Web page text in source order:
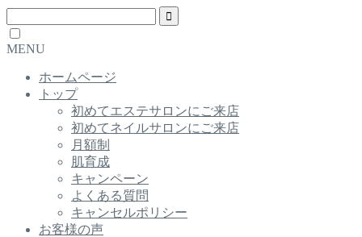
MENU
ホームページ
トップ
初めてエステサロンにご来店
初めてネイルサロンにご来店
月額制
肌育成
キャンペーン
よくある質問
キャンセルポリシー
お客様の声